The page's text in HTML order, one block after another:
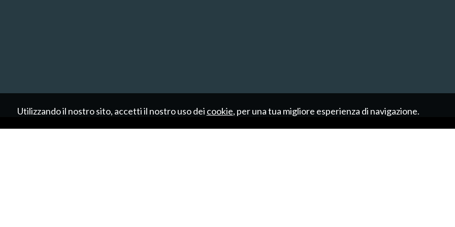
Utilizzando il nostro sito, accetti il nostro uso dei cookie, per una tua migliore esperienza di navigazione.